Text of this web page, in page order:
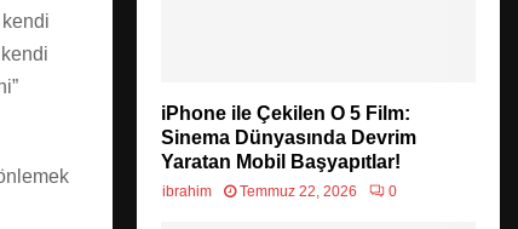
iPhone ile Çekilen O 5 Film:
Sinema Dünyasında Devrim
Yaratan Mobil Başyapıtlar!
ibrahim Temmuz 22, 2026 0